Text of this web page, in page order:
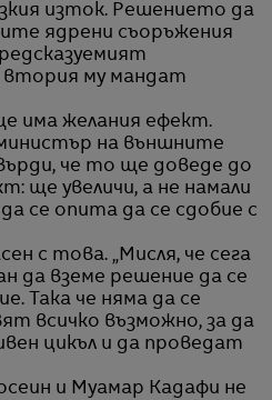
изток. Решението да
ядрени съоръжения
втория му мандат
има желания ефект.
на външните
че то ще доведе до
ще увеличи, а не намали
се опита да се сдобие с
с това. „Мисля, че сега
да вземе решение да се
Така че няма да се
всичко възможно, за да
цикъл и да проведат
и Муамар Кадафи не